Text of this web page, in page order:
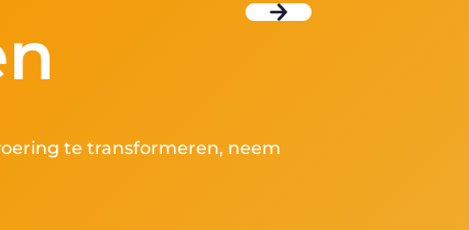
te transformeren, neem